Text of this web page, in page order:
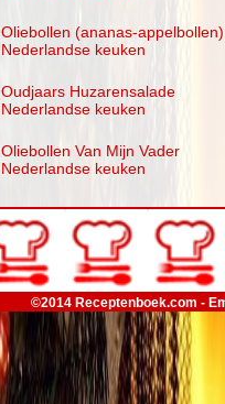
Oliebollen (ananas-appelbollen)
Nederlandse keuken
Oudjaars Huzarensalade
Nederlandse keuken
Oliebollen Van Mijn Vader
Nederlandse keuken
©2014 Receptenboek.com -